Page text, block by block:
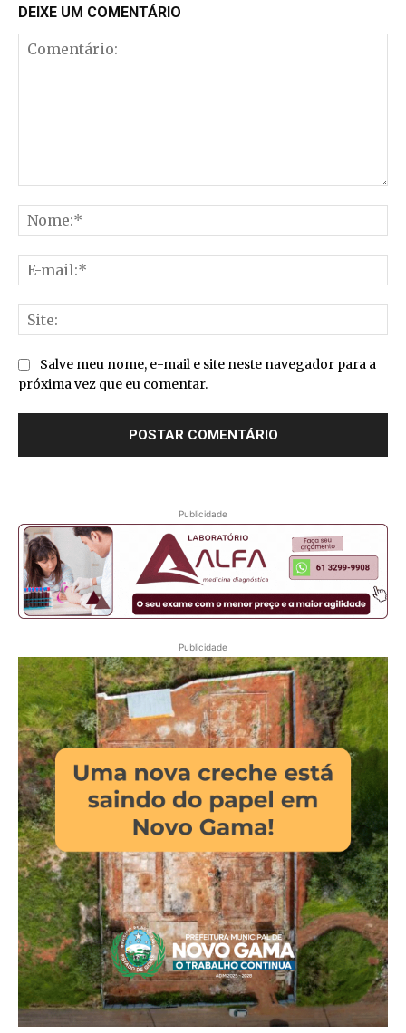
DEIXE UM COMENTÁRIO
Salve meu nome, e-mail e site neste navegador para a
próxima vez que eu comentar.
Publicidade
Publicidade